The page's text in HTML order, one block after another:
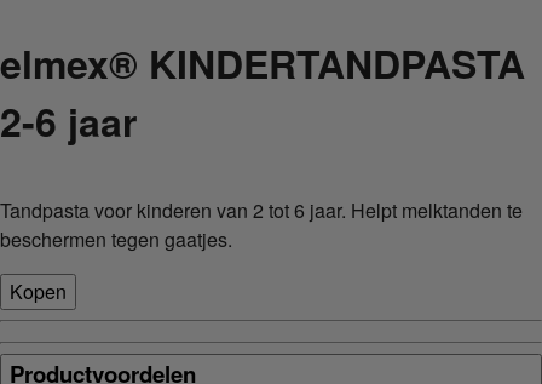
elmex® KINDERTANDPASTA
2-6 jaar
Tandpasta voor kinderen van 2 tot 6 jaar. Helpt melktanden te
beschermen tegen gaatjes.
Kopen
Productvoordelen